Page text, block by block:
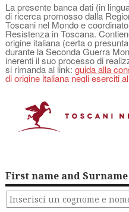
La presente banca dati (in
di ricerca promosso dalla
Toscani nel Mondo e
Resistenza in Toscana.
origine italiana (certa o
durante la Seconda Guerra
inerenti il suo processo di
si rimanda al link: guida alla
di origine italiana negli eserciti
First name and Surname